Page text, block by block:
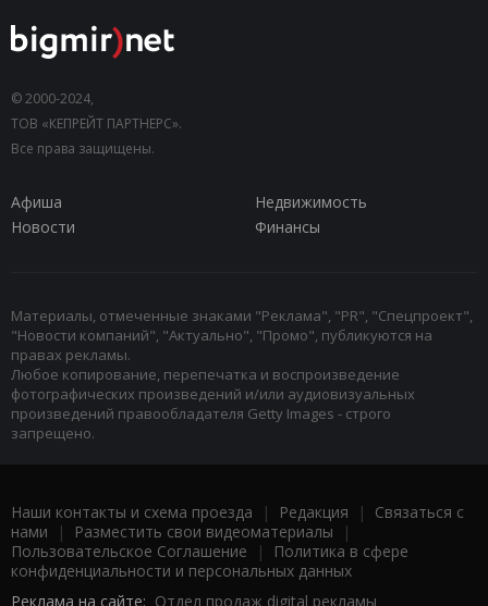
© 2000-2024,
ТОВ «КЕПРЕЙТ ПАРТНЕРС».
Все права защищены.
Афиша
Недвижимость
Новости
Финансы
Материалы, отмеченные знаками "Реклама", "PR", "Спецпроект",
"Новости компаний", "Актуально", "Промо", публикуются на
правах рекламы.
Любое копирование, перепечатка и воспроизведение
фотографических произведений и/или аудиовизуальных
произведений правообладателя Getty Images - строго
запрещено.
Наши контакты и схема проезда | Редакция | Связаться с
нами | Разместить свои видеоматериалы |
Пользовательское Соглашение |
Политика в сфере
конфиденциальности и персональных данных
Реклама на сайте: Отдел продаж digital рекламы